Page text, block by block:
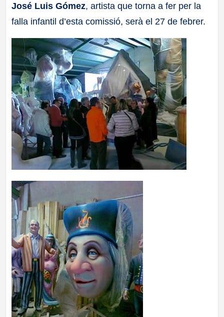
José Luis Gómez, artista que torna a fer per la
falla infantil d’esta comissió, serà el 27 de febrer.